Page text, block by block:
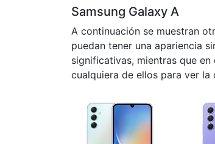
Samsung Galaxy A
A continuación se muestran
puedan tener una apariencia
significativas, mientras que
cualquiera de ellos para ver la